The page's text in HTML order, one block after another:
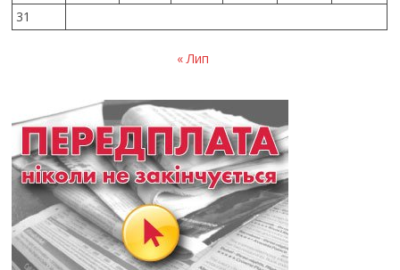
31
« Лип